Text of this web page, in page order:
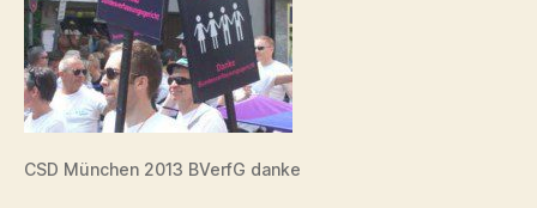
CSD München 2013 BVerfG danke